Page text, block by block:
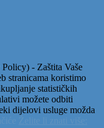
- Zaštita Vaše
stranicama koristimo
statističkih
možete odbiti
dijelovi usluge možda